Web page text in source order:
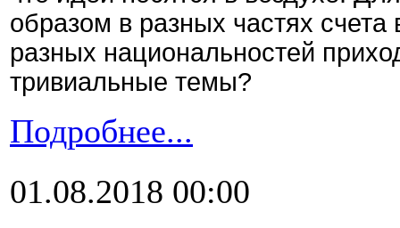
образом в разных частях
разных национальностей
тривиальные темы?
Подробнее...
01.08.2018 00:00